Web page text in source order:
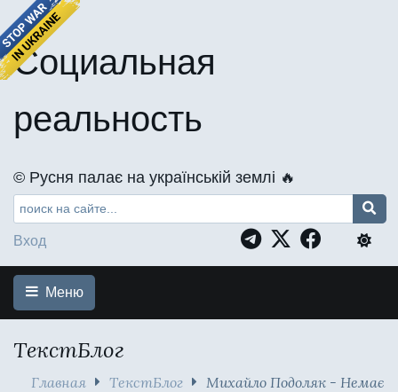
Социальная
реальность
©️ Русня палає на українській землі 🔥
Вход
Меню
ТекстБлог
Главная ТекстБлог
Михайло Подоляк - Немає